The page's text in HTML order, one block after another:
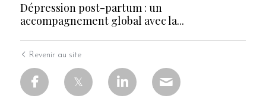
Dépression post-partum : un
accompagnement global avec la...
Revenir au site